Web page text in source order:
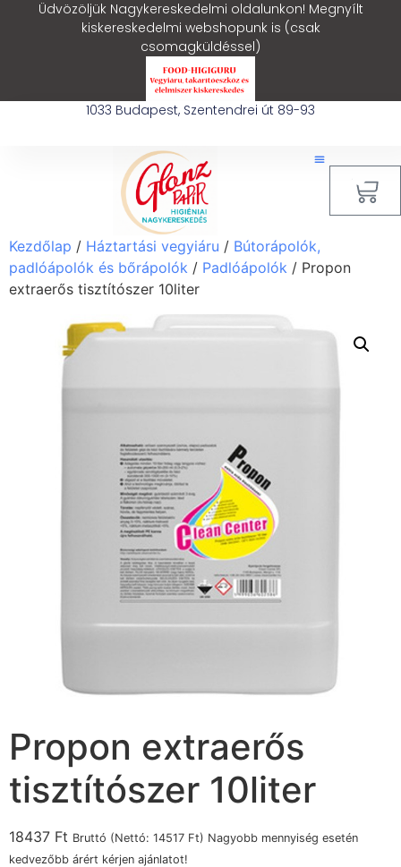
Üdvözöljük Nagykereskedelmi oldalunkon! Megnyílt
kiskereskedelmi webshopunk is (csak
csomagküldéssel)
1033 Budapest, Szentendrei út 89-93
Kezdőlap / Háztartási vegyiáru / Bútorápolók,
padlóápolók és bőrápolók / Padlóápolók / Propon
extraerős tisztítószer 10liter
Propon extraerős
tisztítószer 10liter
18437 Ft Bruttó (Nettó: 14517 Ft) Nagyobb mennyiség esetén
kedvezőbb árért kérjen ajánlatot!